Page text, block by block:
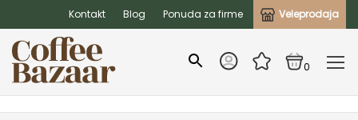
Kontakt Blog Ponuda za firme Veleprodaja
0